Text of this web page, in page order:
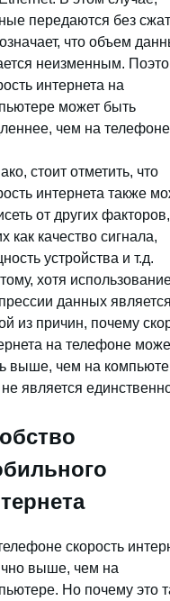
передаются без
что объем
неизменным.
интернета на
может быть
чем на
стоит отметить, что
интернета также
от других факторов,
как качество сигнала,
устройства и т.д.
хотя
данных
из причин, почему
на телефоне
выше, чем на
является
скорость
выше, чем на
Но почему это